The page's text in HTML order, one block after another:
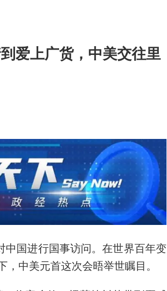
爱上广货，中美交往里
中国进行国事访问。在世界百年变
中美元首这次会晤举世瞩目。